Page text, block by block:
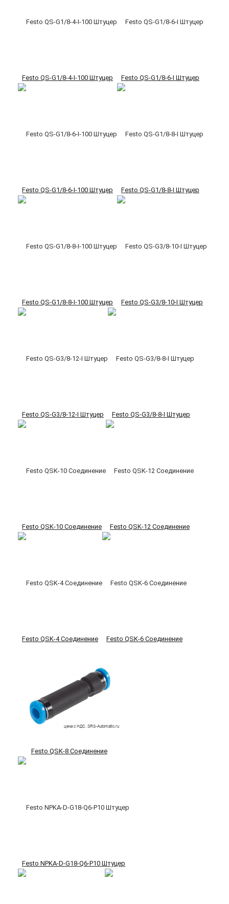
Festo QS-G1/8-4-I-100 Штуцер Festo QS-G1/8-6-I Штуцер
Festo QS-G1/8-6-I-100 Штуцер Festo QS-G1/8-8-I Штуцер
Festo QS-G1/8-8-I-100 Штуцер Festo QS-G3/8-10-I Штуцер
Festo QS-G3/8-12-I Штуцер Festo QS-G3/8-8-I Штуцер
Festo QSK-10 Соединение Festo QSK-12 Соединение
Festo QSK-4 Соединение Festo QSK-6 Соединение
Festo QSK-8 Соединение
Festo NPKA-D-G18-Q6-P10 Штуцер